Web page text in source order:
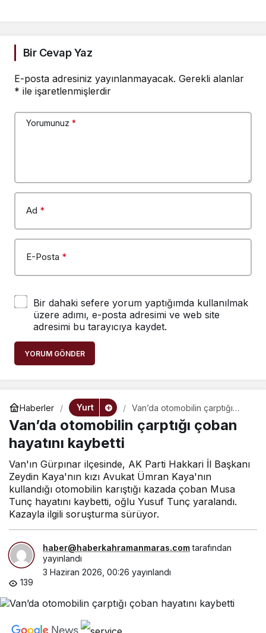
Bir Cevap Yaz
E-posta adresiniz yayınlanmayacak. Gerekli alanlar
* ile işaretlenmişlerdir
Yorumunuz *
Ad *
E-Posta *
Bir dahaki sefere yorum yaptığımda kullanılmak
üzere adımı, e-posta adresimi ve web site
adresimi bu tarayıcıya kaydet.
YORUM GÖNDER
Haberler Yurt
Van’da otomobilin çarptığı
çoban hayatını kaybetti
Van’da otomobilin çarptığı çoban
hayatını kaybetti
Van'ın Gürpınar ilçesinde, AK Parti Hakkari İl Başkanı
Zeydin Kaya'nın kızı Avukat Ümran Kaya'nın
kullandığı otomobilin karıştığı kazada çoban Musa
Tunç hayatını kaybetti, oğlu Yusuf Tunç yaralandı.
Kazayla ilgili soruşturma sürüyor.
haber@haberkahramanmaras.comtarafından
yayınlandı
3 Haziran 2026, 00:26 yayınlandı
139